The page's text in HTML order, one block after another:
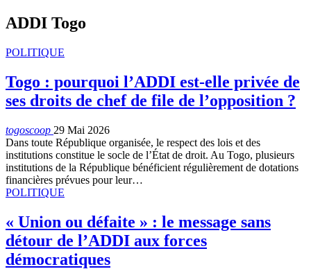
ADDI Togo
POLITIQUE
Togo : pourquoi l’ADDI est-elle privée de
ses droits de chef de file de l’opposition ?
togoscoop 29 Mai 2026
Dans toute République organisée, le respect des lois et des
institutions constitue le socle de l’État de droit. Au Togo, plusieurs
institutions de la République bénéficient régulièrement de dotations
financières prévues pour leur…
POLITIQUE
« Union ou défaite » : le message sans
détour de l’ADDI aux forces
démocratiques